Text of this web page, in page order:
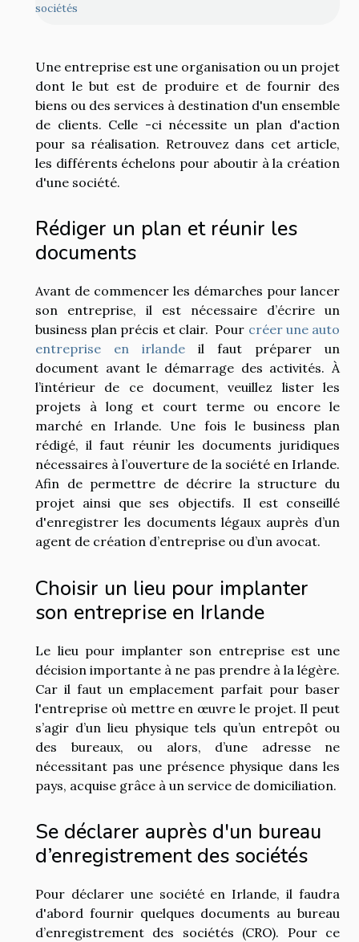
sociétés
Une entreprise est une organisation ou un projet
dont le but est de produire et de fournir des
biens ou des services à destination d'un ensemble
de clients. Celle -ci nécessite un plan d'action
pour sa réalisation. Retrouvez dans cet article,
les différents échelons pour aboutir à la création
d'une société.
Rédiger un plan et réunir les
documents
Avant de commencer les démarches pour lancer
son entreprise, il est nécessaire d’écrire un
business plan précis et clair. Pour créer une auto
entreprise en irlande il faut préparer un
document avant le démarrage des activités. À
l’intérieur de ce document, veuillez lister les
projets à long et court terme ou encore le
marché en Irlande. Une fois le business plan
rédigé, il faut réunir les documents juridiques
nécessaires à l’ouverture de la société en Irlande.
Afin de permettre de décrire la structure du
projet ainsi que ses objectifs. Il est conseillé
d'enregistrer les documents légaux auprès d’un
agent de création d’entreprise ou d’un avocat.
Choisir un lieu pour implanter
son entreprise en Irlande
Le lieu pour implanter son entreprise est une
décision importante à ne pas prendre à la légère.
Car il faut un emplacement parfait pour baser
l'entreprise où mettre en œuvre le projet. Il peut
s’agir d’un lieu physique tels qu’un entrepôt ou
des bureaux, ou alors, d’une adresse ne
nécessitant pas une présence physique dans les
pays, acquise grâce à un service de domiciliation.
Se déclarer auprès d'un bureau
d’enregistrement des sociétés
Pour déclarer une société en Irlande, il faudra
d'abord fournir quelques documents au bureau
d’enregistrement des sociétés (CRO). Pour ce